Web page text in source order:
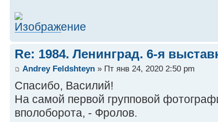
Re: 1984. Ленинград. 6-я
Andrey Feldshteyn » Пт янв 24, 2020 2:50 pm
Спасибо, Василий!
На самой первой групповой
вполоборота, - Фролов.